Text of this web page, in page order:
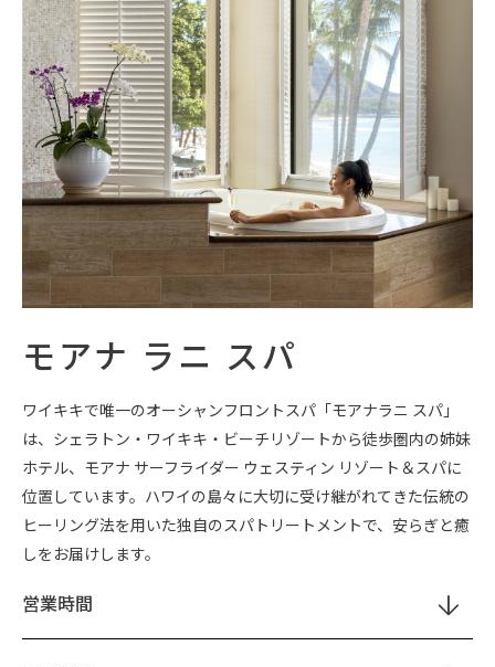
モアナ ラニ スパ
ワイキキで唯一のオーシャンフロントスパ「モアナラニ スパ」
は、シェラトン・ワイキキ・ビーチリゾートから徒歩圏内の姉妹
ホテル、モアナ サーフライダー ウェスティン リゾート＆スパに
位置しています。ハワイの島々に大切に受け継がれてきた伝統の
ヒーリング法を用いた独自のスパトリートメントで、安らぎと癒
しをお届けします。
営業時間